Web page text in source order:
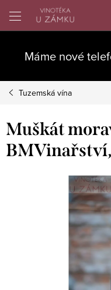
obsah
Máme nové
Tuzemská vína
Muškát